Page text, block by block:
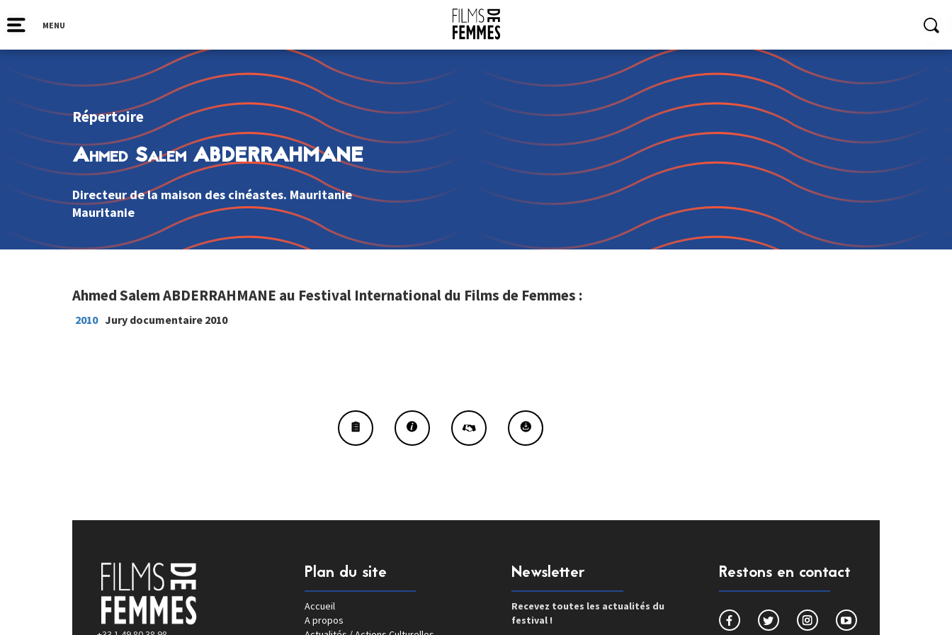
MENU
Répertoire
Ahmed Salem ABDERRAHMANE
Directeur de la maison des cinéastes. Mauritanie
Mauritanie
Ahmed Salem ABDERRAHMANE au Festival International du Films de Femmes :
2010 Jury documentaire 2010
Plan du site
Accueil
A propos
Newsletter
Recevez toutes les actualités du
festival !
Restons en contact